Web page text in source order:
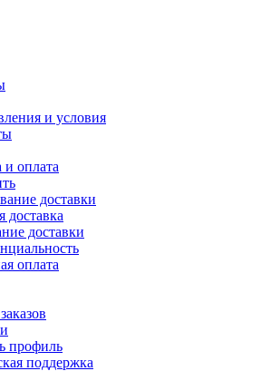
и условия
и оплата
доставки
доставка
доставки
оплата
профиль
поддержка